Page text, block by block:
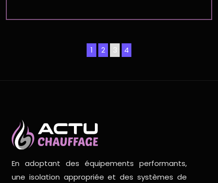
1 2 3 4
En adoptant des équipements performants,
une isolation appropriée et des systèmes de